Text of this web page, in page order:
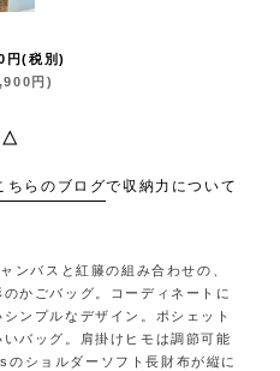
円(税別)
円 )
△
ちらのブログで収納力について
ンバスと紅籐の組み合わせの、
かごバッグ。コーディネートに
ンプルなデザイン。ポシェット
バッグ。肩掛けヒモは調節可能
ショルダーソフト長財布が縦に